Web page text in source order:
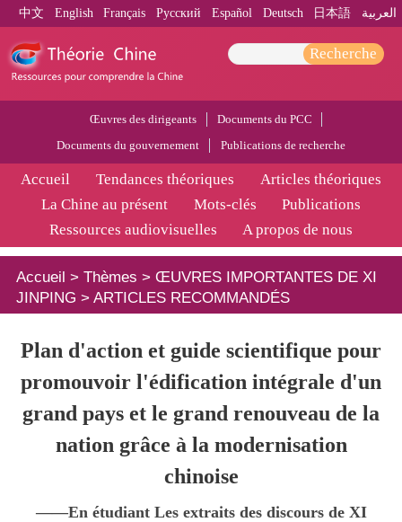
中文 English Français Pусский Español Deutsch 日本語 العربية
Recherche
Œuvres des dirigeants
Documents du PCC
Documents du gouvernement
Publications de recherche
Accueil Tendances théoriques
Articles théoriques
La Chine au présent
Mots-clés
Publications
Ressources audiovisuelles
A propos de nous
Accueil > Thèmes > ŒUVRES IMPORTANTES DE XI
JINPING > ARTICLES RECOMMANDÉS
​Plan d'action et guide scientifique pour
promouvoir l'édification intégrale d'un
grand pays et le grand renouveau de la
nation grâce à la modernisation
chinoise
——En étudiant Les extraits des discours de XI